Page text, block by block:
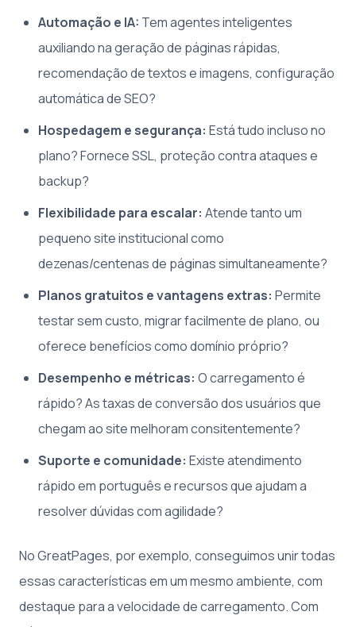
Automação e IA: Tem agentes inteligentes
auxiliando na geração de páginas rápidas,
recomendação de textos e imagens, configuração
automática de SEO?
Hospedagem e segurança: Está tudo incluso no
plano? Fornece SSL, proteção contra ataques e
backup?
Flexibilidade para escalar: Atende tanto um
pequeno site institucional como
dezenas/centenas de páginas simultaneamente?
Planos gratuitos e vantagens extras: Permite
testar sem custo, migrar facilmente de plano, ou
oferece benefícios como domínio próprio?
Desempenho e métricas: O carregamento é
rápido? As taxas de conversão dos usuários que
chegam ao site melhoram consitentemente?
Suporte e comunidade: Existe atendimento
rápido em português e recursos que ajudam a
resolver dúvidas com agilidade?
No GreatPages, por exemplo, conseguimos unir todas
essas características em um mesmo ambiente, com
destaque para a velocidade de carregamento. Com